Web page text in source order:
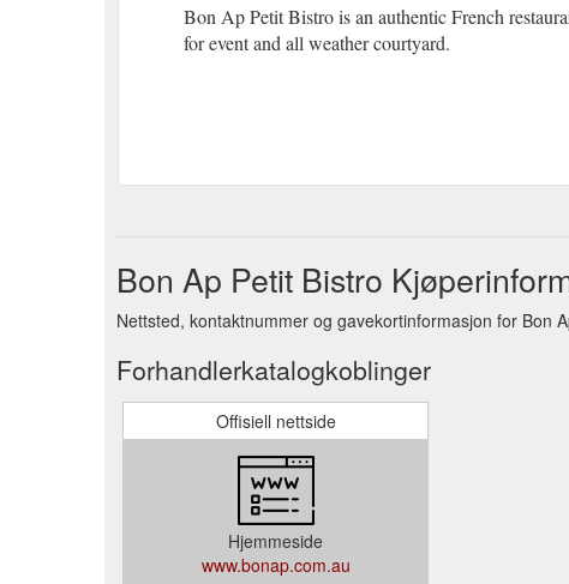
Bon Ap Petit Bistro is an authentic French
for event and all weather courtyard.
Bon Ap Petit Bistro
Nettsted, kontaktnummer og gavekortinformasjon for Bon
Forhandlerkatalogkoblinger
Offisiell nettside
Hjemmeside
www.bonap.com.au